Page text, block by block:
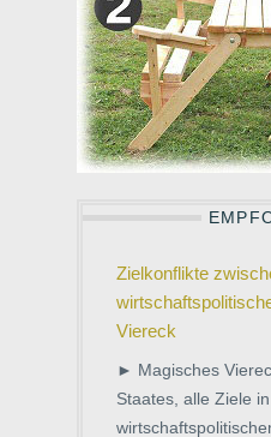
Zielkonflikte
Viereck
► Magisches
Staates, alle Ziele